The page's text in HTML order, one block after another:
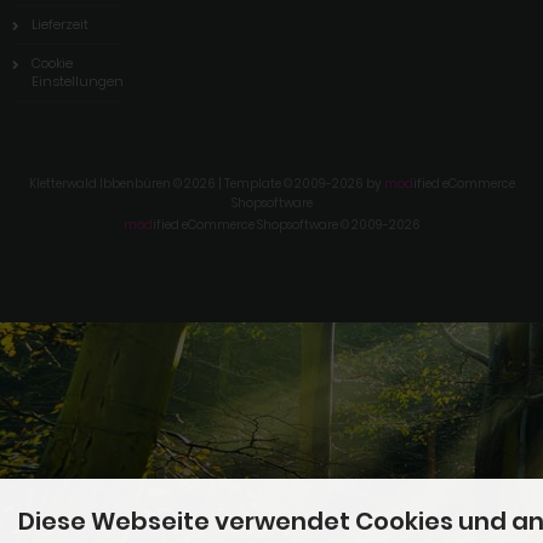
Lieferzeit
Cookie
Einstellungen
Kletterwald Ibbenbüren © 2026 | Template © 2009-2026 by mod ified eCommerce
Shopsoftware
mod ified eCommerce Shopsoftware © 2009-2026
Diese Webseite verwendet Cookies und